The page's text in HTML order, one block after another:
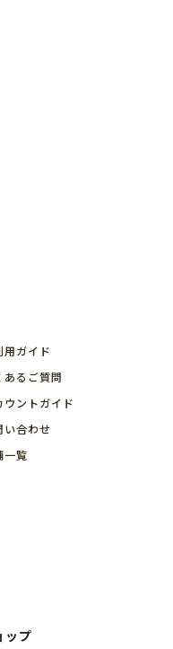
用ガイド
あるご質問
ウントガイド
い合わせ
⼀覧
ップ